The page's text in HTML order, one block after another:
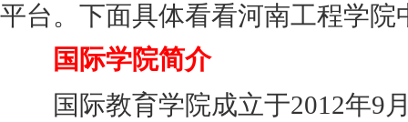
平台。下面具体看看河南工程学院
国际学院简介
国际教育学院成立于2012年9